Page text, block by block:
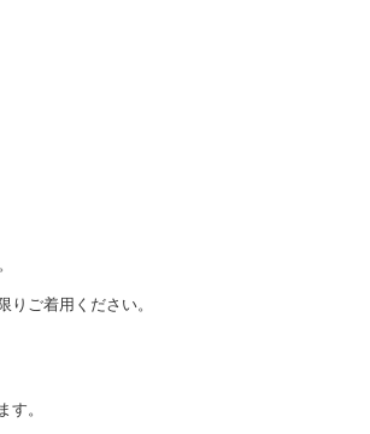
ご着用ください。
す。